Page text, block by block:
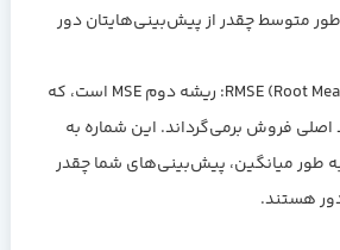
متوسط چقدر از پیش‌بینی‌هایتان دور
RMSE (Root
ریشه دوم MSE است، که
اصلی فروش برمی‌گرداند. این شماره به
طور میانگین، پیش‌بینی‌های شما چقدر
هستند.